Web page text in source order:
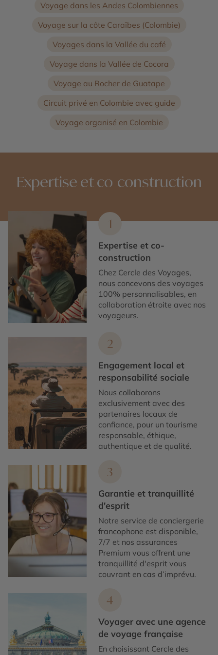
Voyage dans les Andes Colombiennes
Voyage sur la côte Caraïbes (Colombie)
Voyages dans la Vallée du café
Voyage dans la Vallée de Cocora
Voyage au Rocher de Guatape
Circuit privé en Colombie avec guide
Voyage organisé en Colombie
Expertise et co-construction
1
Expertise et co-
construction
Chez Cercle des Voyages,
nous concevons des voyages
100% personnalisables, en
collaboration étroite avec nos
voyageurs.
2
Engagement local et
responsabilité sociale
Nous collaborons
exclusivement avec des
partenaires locaux de
confiance, pour un tourisme
responsable, éthique,
authentique et de qualité.
3
Garantie et tranquillité
d'esprit
Notre service de conciergerie
francophone est disponible,
7/7 et nos assurances
Premium vous offrent une
tranquillité d'esprit vous
couvrant en cas d’imprévu.
4
Voyager avec une agence
de voyage française
En choisissant Cercle des